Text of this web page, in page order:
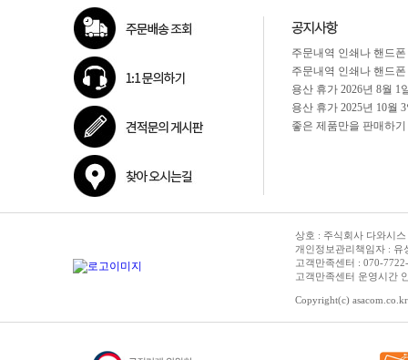
상호 : 주식회사 다와시
개인정보관리책임자 : 유
고객만족센터 : 070-
고객만족센터 운영시간
Copyright(c)